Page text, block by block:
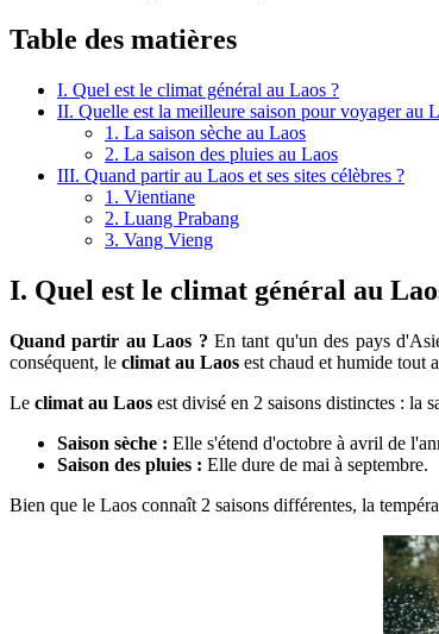
Table des matières
I. Quel est le climat général au Laos ?
II. Quelle est la meilleure saison pour voyager au
1. La saison sèche au Laos
2. La saison des pluies au Laos
III. Quand partir au Laos et ses sites célèbres ?
1. Vientiane
2. Luang Prabang
3. Vang Vieng
I. Quel est le climat général au
Quand partir au Laos ? En tant qu'un des pays
conséquent, le climat au Laos est chaud et humide tout
Le climat au Laos est divisé en 2 saisons distinctes : la
Saison sèche : Elle s'étend d'octobre à avril de
Saison des pluies : Elle dure de mai à septembre.
Bien que le Laos connaît 2 saisons différentes, la